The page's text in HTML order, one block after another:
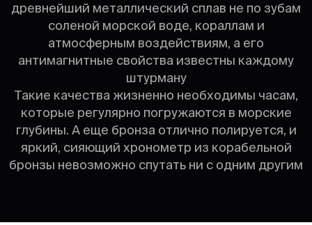
древнейший металлический сплав не по зубам
соленой морской воде, кораллам и
атмосферным воздействиям, а его
антимагнитные свойства известны каждому
штурману
Такие качества жизненно необходимы часам,
которые регулярно погружаются в морские
глубины. А еще бронза отлично полируется, и
яркий, сияющий хронометр из корабельной
бронзы невозможно спутать ни с одним другим